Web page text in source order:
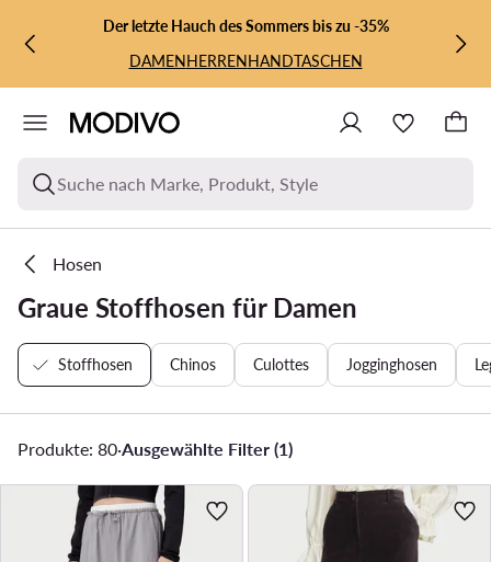
ZUM HAUPTINHALT SPRINGEN
ZUR SUCHEDer letzte Hauch des Sommers bis zu -35%
DAMENHERRENHANDTASCHEN
Suche nach Marke, Produkt, Style
Hosen
Graue Stoffhosen für Damen
Stoffhosen Chinos Culottes Jogginghosen
Produkte: 80·Ausgewählte Filter (1)